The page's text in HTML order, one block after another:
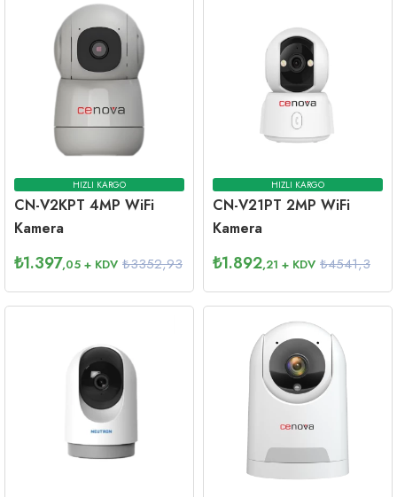
HIZLI KARGO
CN-V2KPT 4MP WiFi
Kamera
₺1.397,05 + KDV ₺3352,93
HIZLI KARGO
CN-V21PT 2MP WiFi
Kamera
₺1.892,21 + KDV ₺4541,3